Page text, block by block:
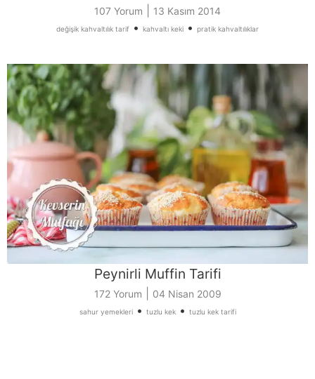
107 Yorum 13 Kasım 2014
değişik kahvaltılık tarif • kahvaltı keki • pratik kahvaltılıklar
Peynirli Muffin Tarifi
172 Yorum 04 Nisan 2009
sahur yemekleri• tuzlu kek• tuzlu kek tarifi